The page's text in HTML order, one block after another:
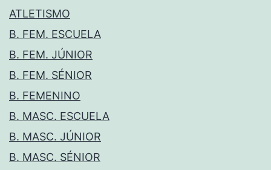
ATLETISMO
B. FEM. ESCUELA
B. FEM. JÚNIOR
B. FEM. SÉNIOR
B. FEMENINO
B. MASC. ESCUELA
B. MASC. JÚNIOR
B. MASC. SÉNIOR